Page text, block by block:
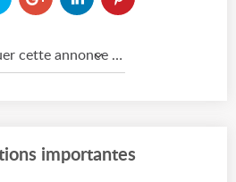
Marquer cette annonce comme...
importantes